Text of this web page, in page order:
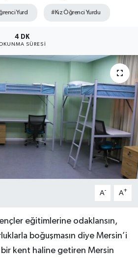
Yurd #Kız Öğrenci Yurdu
4 DK
SÜRESI
A- A+
eğitimlerine odaklansın,
boğuşmasın diye Mersin’i
kent haline getiren Mersin